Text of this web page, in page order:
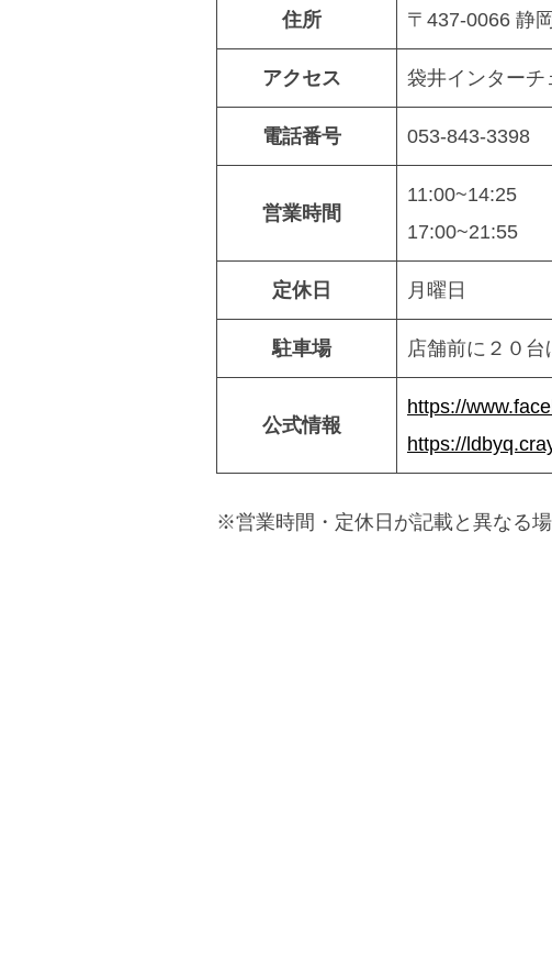
住所 〒437-0066 静
アクセス 袋井インターチ
電話番号 053-843-3398
営業時間
11:00~14:25
17:00~21:55
定休日 月曜日
駐車場 店舗前に２０
公式情報
https://
https://
※営業時間・定休日が記載と異なる